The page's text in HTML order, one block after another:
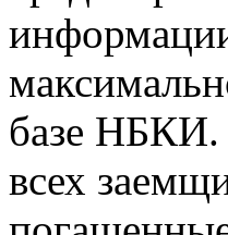
базе НБКИ.
всех